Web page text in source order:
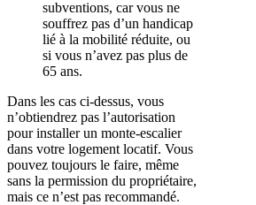
subventions, car vous ne
souffrez pas d’un handicap
lié à la mobilité réduite, ou
si vous n’avez pas plus de
65 ans.
Dans les cas ci-dessus, vous
n’obtiendrez pas l’autorisation
pour installer un monte-escalier
dans votre logement locatif. Vous
pouvez toujours le faire, même
sans la permission du propriétaire,
mais ce n’est pas recommandé.